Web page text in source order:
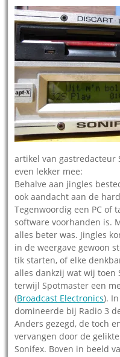
artikel van gastredacteur
even lekker mee:
Behalve aan jingles
ook aandacht aan de
Tegenwoordig een PC of
software voorhanden is.
alles beter was. Jingles
in de weergave gewoon
tik starten, of elke
alles dankzij wat wij toen
terwijl Spotmaster een
(Broadcast Electronics).
domineerde bij Radio 3
Anders gezegd, de toch
vervangen door de
Sonifex. Boven in beeld